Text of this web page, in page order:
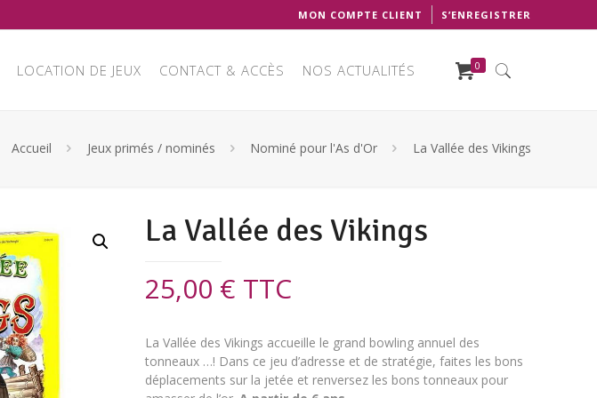
MON COMPTE CLIENT S’ENREGISTRER
LOCATION DE JEUX CONTACT & ACCÈS NOS ACTUALITÉS 0
Accueil Jeux primés / nominés Nominé pour l'As d'Or La Vallée des Vikings
La Vallée des Vikings
25,00 € TTC
La Vallée des Vikings accueille le grand bowling annuel des
tonneaux …! Dans ce jeu d’adresse et de stratégie, faites les bons
déplacements sur la jetée et renversez les bons tonneaux pour